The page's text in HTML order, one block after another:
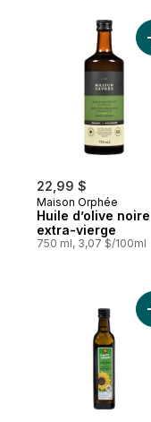
22,99 $
Maison Orphée
Huile d’olive noire
extra-vierge
750 ml, 3,07 $/100ml